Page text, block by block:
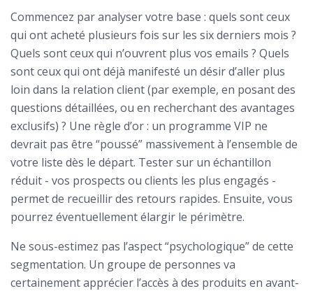
Commencez par analyser votre base : quels sont ceux
qui ont acheté plusieurs fois sur les six derniers mois ?
Quels sont ceux qui n’ouvrent plus vos emails ? Quels
sont ceux qui ont déjà manifesté un désir d’aller plus
loin dans la relation client (par exemple, en posant des
questions détaillées, ou en recherchant des avantages
exclusifs) ? Une règle d’or : un programme VIP ne
devrait pas être “poussé” massivement à l’ensemble de
votre liste dès le départ. Tester sur un échantillon
réduit - vos prospects ou clients les plus engagés -
permet de recueillir des retours rapides. Ensuite, vous
pourrez éventuellement élargir le périmètre.
Ne sous-estimez pas l’aspect “psychologique” de cette
segmentation. Un groupe de personnes va
certainement apprécier l’accès à des produits en avant-